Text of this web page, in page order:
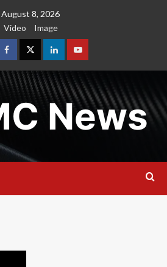
August 8, 2026
Video
Image
FacebookTwitterLinkedinYoutube
News